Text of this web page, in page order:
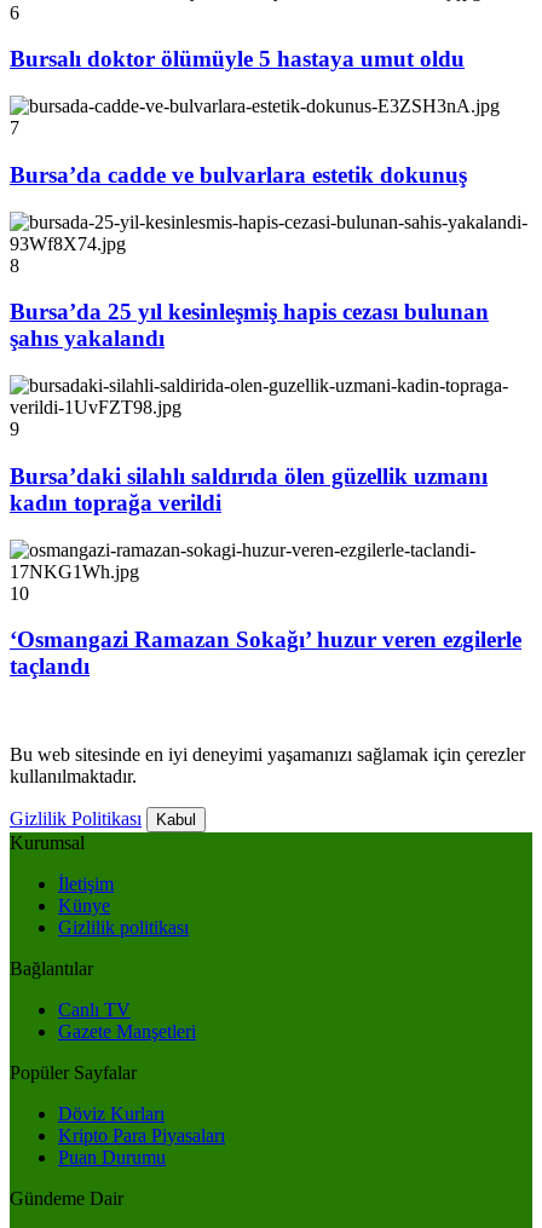
6
Bursalı doktor ölümüyle 5 hastaya umut oldu
7
Bursa’da cadde ve bulvarlara estetik dokunuş
8
Bursa’da 25 yıl kesinleşmiş hapis cezası bulunan
şahıs yakalandı
9
Bursa’daki silahlı saldırıda ölen güzellik uzmanı
kadın toprağa verildi
10
‘Osmangazi Ramazan Sokağı’ huzur veren ezgilerle
taçlandı
Bu web sitesinde en iyi deneyimi yaşamanızı sağlamak için çerezler
kullanılmaktadır.
Gizlilik Politikası Kabul
Kurumsal
İletişim
Künye
Gizlilik politikası
Bağlantılar
Canlı TV
Gazete Manşetleri
Popüler Sayfalar
Döviz Kurları
Kripto Para Piyasaları
Puan Durumu
Gündeme Dair